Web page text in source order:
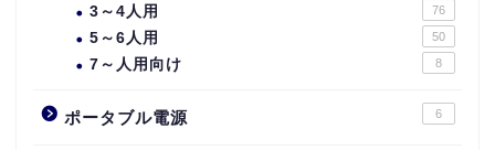
3～4人用 76
5～6人用 50
7～人用向け 8
ポータブル電源 6